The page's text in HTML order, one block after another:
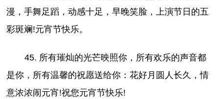
漫，手舞足蹈，动感十足，早晚笑脸，上演节日的五
彩斑斓!元宵节快乐。
45. 所有璀灿的光芒映照你，所有欢乐的声音都
是你，所有温馨的祝愿送给你：花好月圆人长久，情
意浓浓闹元宵!祝您元宵节快乐!